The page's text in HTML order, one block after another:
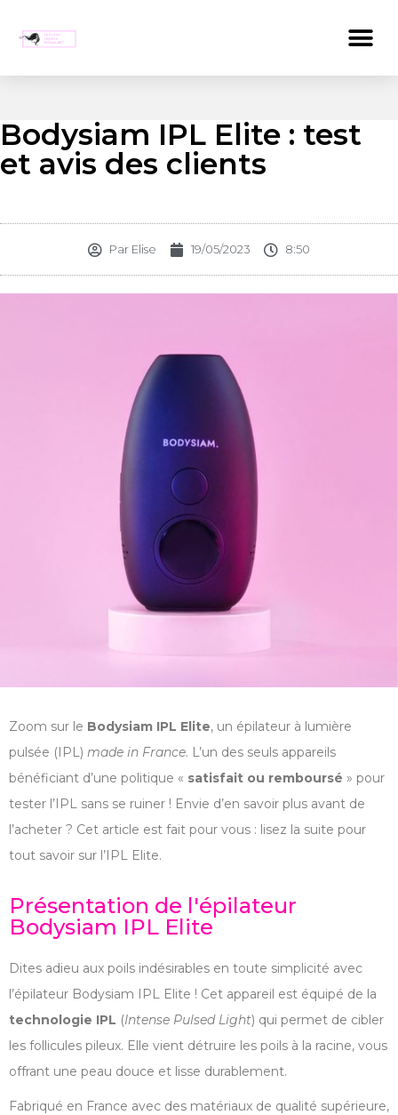
Bodysiam IPL Elite : test
et avis des clients
Par Elise 19/05/2023 8:50
Zoom sur le Bodysiam IPL Elite, un épilateur à lumière
pulsée (IPL) made in France. L’un des seuls appareils
bénéficiant d’une politique « satisfait ou remboursé » pour
tester l’IPL sans se ruiner ! Envie d’en savoir plus avant de
l’acheter ? Cet article est fait pour vous : lisez la suite pour
tout savoir sur l’IPL Elite.
Présentation de l'épilateur
Bodysiam IPL Elite
Dites adieu aux poils indésirables en toute simplicité avec
l’épilateur Bodysiam IPL Elite ! Cet appareil est équipé de la
technologie IPL (Intense Pulsed Light) qui permet de cibler
les follicules pileux. Elle vient détruire les poils à la racine, vous
offrant une peau douce et lisse durablement.
Fabriqué en France avec des matériaux de qualité supérieure,